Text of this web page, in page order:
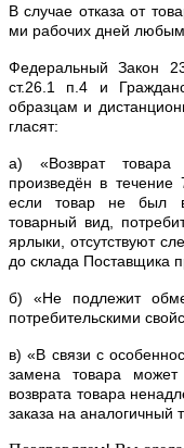
В случае отказа от
ми рабочих дней
Федеральный Закон
ст.26.1 п.4 и
образцам и
гласят:
а) «Возврат товара
произведён в
если товар не был в
товарный вид,
ярлыки, отсутствуют
до склада Поставщика
б) «Не подлежит
потребительскими
в) «В связи с
замена товара может
возврата товара
заказа на аналогичный